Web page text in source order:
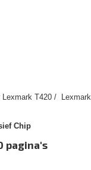
Lexmark T420 /
Chip
pagina's